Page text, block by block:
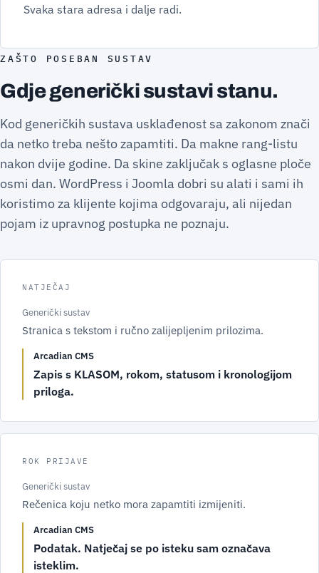
Svaka stara adresa i dalje radi.
ZAŠTO POSEBAN SUSTAV
Gdje generički sustavi stanu.
Kod generičkih sustava usklađenost sa zakonom znači
da netko treba nešto zapamtiti. Da makne rang-listu
nakon dvije godine. Da skine zaključak s oglasne ploče
osmi dan. WordPress i Joomla dobri su alati i sami ih
koristimo za klijente kojima odgovaraju, ali nijedan
pojam iz upravnog postupka ne poznaju.
NATJEČAJ
Generički sustav
Stranica s tekstom i ručno zalijepljenim prilozima.
Arcadian CMS
Zapis s KLASOM, rokom, statusom i kronologijom
priloga.
ROK PRIJAVE
Generički sustav
Rečenica koju netko mora zapamtiti izmijeniti.
Arcadian CMS
Podatak. Natječaj se po isteku sam označava
isteklim.